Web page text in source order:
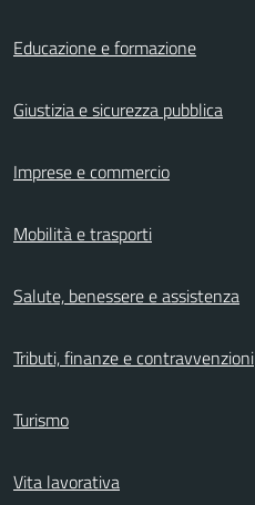
Educazione e formazione
Giustizia e sicurezza pubblica
Imprese e commercio
Mobilità e trasporti
Salute, benessere e assistenza
Tributi, finanze e contravvenzioni
Turismo
Vita lavorativa